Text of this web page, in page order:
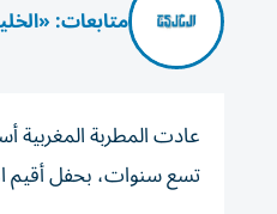
متابعات:
عادت المطربة المغربية
تسع سنوات، بحفل أقيم